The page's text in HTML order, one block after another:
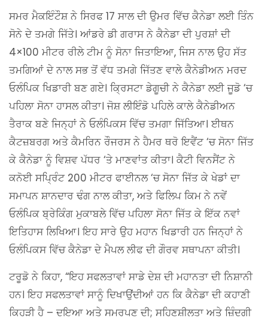
ਸਮਰ ਮੈਕਇੰਟੌਸ਼ ਨੇ ਸਿਰਫ 17 ਸਾਲ ਦੀ ਉਮਰ ਵਿੱਚ ਕੈਨੇਡਾ ਲਈ ਤਿੰਨ
ਸੋਨੇ ਦੇ ਤਮਗੇ ਜਿੱਤੇ। ਆਂਡਰੇ ਡੀ ਗਰਾਸ ਨੇ ਕੈਨੇਡਾ ਦੀ ਪੁਰਸ਼ਾਂ ਦੀ
4×100 ਮੀਟਰ ਰੀਲੇ ਟੀਮ ਨੂੰ ਸੋਨਾ ਜਿਤਾਇਆ, ਜਿਸ ਨਾਲ ਉਹ ਸੱਤ
ਤਮਗਿਆਂ ਦੇ ਨਾਲ ਸਭ ਤੋਂ ਵੱਧ ਤਮਗੇ ਜਿੱਤਣ ਵਾਲੇ ਕੈਨੇਡੀਅਨ ਮਰਦ
ਓਲੰਪਿਕ ਖਿਡਾਰੀ ਬਣ ਗਏ। ਕ੍ਰਿਸਟਾ ਡੇਗੂਚੀ ਨੇ ਕੈਨੇਡਾ ਲਈ ਜੂਡੋ ‘ਚ
ਪਹਿਲਾ ਸੋਨਾ ਹਾਸਲ ਕੀਤਾ। ਜੋਸ਼ ਲੀਇੰਡੋ ਪਹਿਲੇ ਕਾਲੇ ਕੈਨੇਡੀਅਨ
ਤੈਰਾਕ ਬਣੇ ਜਿਨ੍ਹਾਂ ਨੇ ਓਲੰਪਿਕਸ ਵਿੱਚ ਤਮਗਾ ਜਿੱਤਿਆ। ਈਥਨ
ਕੈਟਜ਼ਬਰਗ ਅਤੇ ਕੈਮਰਿਨ ਰੌਜਰਸ ਨੇ ਹੈਮਰ ਥਰੋ ਇਵੈਂਟ ‘ਚ ਸੋਨਾ ਜਿੱਤ
ਕੇ ਕੈਨੇਡਾ ਨੂੰ ਵਿਸ਼ਵ ਪੱਧਰ ‘ਤੇ ਮਾਣਵਾਂਤ ਕੀਤਾ। ਕੈਟੀ ਵਿਨਸੈਂਟ ਨੇ
ਕਨੋਈ ਸਪ੍ਰਿੰਟ 200 ਮੀਟਰ ਫਾਈਨਲ ‘ਚ ਸੋਨਾ ਜਿੱਤ ਕੇ ਖੇਡਾਂ ਦਾ
ਸਮਾਪਨ ਸ਼ਾਨਦਾਰ ਢੰਗ ਨਾਲ ਕੀਤਾ, ਅਤੇ ਫਿਲਿਪ ਕਿਮ ਨੇ ਨਵੇਂ
ਓਲੰਪਿਕ ਬ੍ਰੇਕਿੰਗ ਮੁਕਾਬਲੇ ਵਿੱਚ ਪਹਿਲਾ ਸੋਨਾ ਜਿੱਤ ਕੇ ਇੱਕ ਨਵਾਂ
ਇਤਿਹਾਸ ਲਿਖਿਆ। ਇਹ ਸਾਰੇ ਉਹ ਮਹਾਨ ਖਿਡਾਰੀ ਹਨ ਜਿਨ੍ਹਾਂ ਨੇ
ਓਲੰਪਿਕਸ ਵਿੱਚ ਕੈਨੇਡਾ ਦੇ ਮੈਪਲ ਲੀਫ ਦੀ ਗੌਰਵ ਸਥਾਪਨਾ ਕੀਤੀ।
ਟਰੂਡੋ ਨੇ ਕਿਹਾ, “ਇਹ ਸਫਲਤਾਵਾਂ ਸਾਡੇ ਦੇਸ਼ ਦੀ ਮਹਾਨਤਾ ਦੀ ਨਿਸ਼ਾਨੀ
ਹਨ। ਇਹ ਸਫਲਤਾਵਾਂ ਸਾਨੂੰ ਦਿਖਾਉਂਦੀਆਂ ਹਨ ਕਿ ਕੈਨੇਡਾ ਦੀ ਕਹਾਣੀ
ਕਿਹੜੀ ਹੈ – ਦਇਆ ਅਤੇ ਸਮਰਪਣ ਦੀ; ਸਹਿਣਸ਼ੀਲਤਾ ਅਤੇ ਜ਼ਿੰਦਗੀ